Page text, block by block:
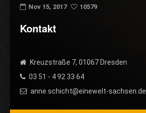
Nov 15, 2017 10579
Kontakt
Kreuzstraße 7, 01067 Dresden
03 51 - 4 92 33 64
anne.schicht@einewelt-sachsen.de